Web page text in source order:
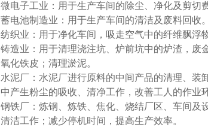
微电子工业：用于生产车间的除尘、净化及剪切
蓄电池制造业：用于生产车间的清洁及废料回收。
纺织业：用于净化车间，吸走空气中的纤维飘浮物
铸造业：用于清理浇注坑、炉前坑中的炉渣，废
氧化铁皮；清理淤泥。
水泥厂：水泥厂进行原料的中间产品的清理、装
中产生粉尘的吸收、清净工作，改善工人的作业
钢铁厂：炼钢、炼铁、焦化、烧结厂区、车间及
清洁工作；减少停机时间，提高生产效率。